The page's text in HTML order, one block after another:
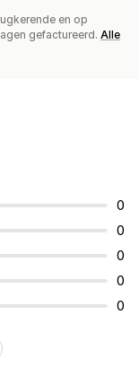
en op
gefactureerd. Alle
0
0
0
0
0